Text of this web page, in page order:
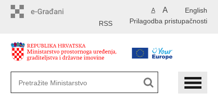
English
A A
Prilagodba pristupačnosti
RSS